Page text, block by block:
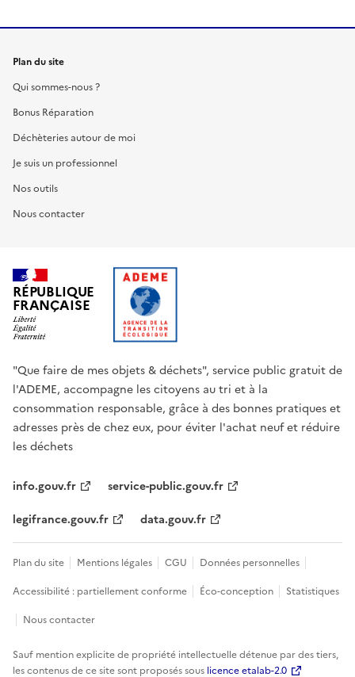
Plan du site
Qui sommes-nous ?
Bonus Réparation
Déchèteries autour de moi
Je suis un professionnel
Nos outils
Nous contacter
RÉPUBLIQUE
FRANÇAISE
"Que faire de mes objets & déchets", service public gratuit de
l'ADEME, accompagne les citoyens au tri et à la
consommation responsable, grâce à des bonnes pratiques et
adresses près de chez eux, pour éviter l'achat neuf et réduire
les déchets
info.gouv.fr
service-public.gouv.fr
legifrance.gouv.fr
data.gouv.fr
Plan du site Mentions légales CGU
Données personnelles
Accessibilité : partiellement conforme
Éco-conception
Statistiques
Nous contacter
Sauf mention explicite de propriété intellectuelle détenue par des tiers,
les contenus de ce site sont proposés sous licence etalab-2.0